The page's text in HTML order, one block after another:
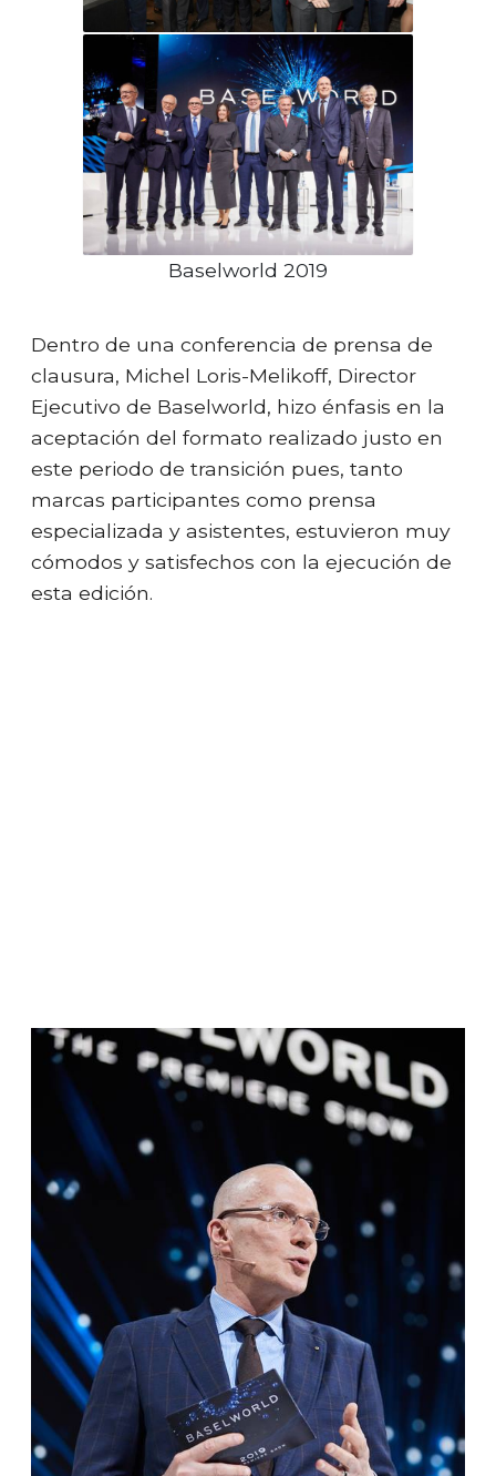
Baselworld 2019
Dentro de una conferencia de prensa de
clausura, Michel Loris-Melikoff, Director
Ejecutivo de Baselworld, hizo énfasis en la
aceptación del formato realizado justo en
este periodo de transición pues, tanto
marcas participantes como prensa
especializada y asistentes, estuvieron muy
cómodos y satisfechos con la ejecución de
esta edición.